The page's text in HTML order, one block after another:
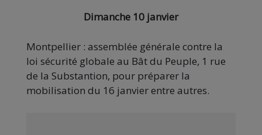
Dimanche 10 janvier
Montpellier : assemblée générale contre la
loi sécurité globale au Bât du Peuple, 1 rue
de la Substantion, pour préparer la
mobilisation du 16 janvier entre autres.